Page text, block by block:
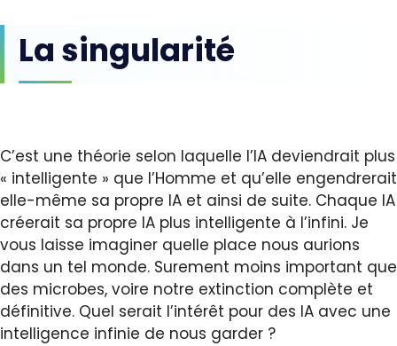
La singularité
C’est une théorie selon laquelle l’IA deviendrait plus
« intelligente » que l’Homme et qu’elle engendrerait
elle-même sa propre IA et ainsi de suite. Chaque IA
créerait sa propre IA plus intelligente à l’infini. Je
vous laisse imaginer quelle place nous aurions
dans un tel monde. Surement moins important que
des microbes, voire notre extinction complète et
définitive. Quel serait l’intérêt pour des IA avec une
intelligence infinie de nous garder ?